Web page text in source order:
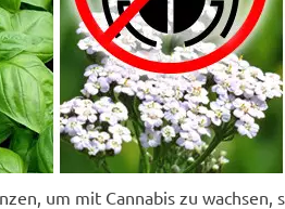
um mit Cannabis zu